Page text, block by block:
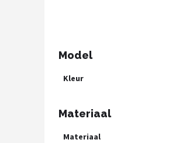
Model
Kleur
Materiaal
Materiaal